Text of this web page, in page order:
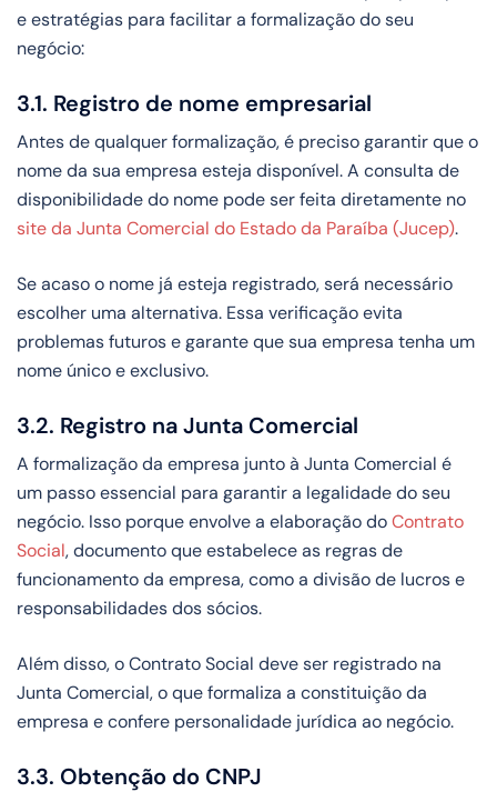
e estratégias para facilitar a formalização do seu
negócio:
3.1. Registro de nome empresarial
Antes de qualquer formalização, é preciso garantir que o
nome da sua empresa esteja disponível. A consulta de
disponibilidade do nome pode ser feita diretamente no
site da Junta Comercial do Estado da Paraíba (Jucep).
Se acaso o nome já esteja registrado, será necessário
escolher uma alternativa. Essa verificação evita
problemas futuros e garante que sua empresa tenha um
nome único e exclusivo.
3.2. Registro na Junta Comercial
A formalização da empresa junto à Junta Comercial é
um passo essencial para garantir a legalidade do seu
negócio. Isso porque envolve a elaboração doContrato
Social, documento que estabelece as regras de
funcionamento da empresa, como a divisão de lucros e
responsabilidades dos sócios.
Além disso, o Contrato Social deve ser registrado na
Junta Comercial, o que formaliza a constituição da
empresa e confere personalidade jurídica ao negócio.
3.3. Obtenção do CNPJ